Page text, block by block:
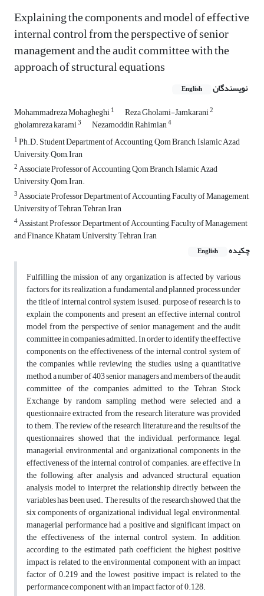
Explaining the components and model of effective
internal control from the perspective of senior
management and the audit committee with the
approach of structural equations
نویسندگان English
Mohammadreza Mohagheghi1 Reza Gholami-Jamkarani2
gholamreza karami3 Nezamoddin Rahimian4
1Ph.D. Student Department of Accounting, Qom Branch, Islamic Azad
University, Qom, Iran
2Associate Professor of Accounting, Qom Branch, Islamic Azad
University, Qom, Iran.
3Associate Professor Department of Accounting, Faculty of Management,
University of Tehran, Tehran, Iran
4Assistant Professor, Department of Accounting, Faculty of Management
and Finance, Khatam University, Tehran, Iran
چکیده
English
Fulfilling the mission of any organization is affected by various
factors, for its realization, a fundamental and planned process under
the title of internal control system is used. purpose of research is to
explain the components and present an effective internal control
model from the perspective of senior management and the audit
committee in companies admitted. In order to identify the effective
components on the effectiveness of the internal control system of
the companies, while reviewing the studies, using a quantitative
method, a number of 403 senior managers and members of the audit
committee of the companies admitted to the Tehran Stock
Exchange by random sampling method were selected and a
questionnaire extracted from the research literature was provided
to them. The review of the research literature and the results of the
questionnaires showed that the individual, performance, legal,
managerial, environmental and organizational components in the
effectiveness of the internal control of companies. are effective In
the following, after analysis and advanced structural equation
analysis model to interpret the relationship directly between the
variables has been used. The results of the research showed that the
six components of organizational, individual, legal, environmental,
managerial performance had a positive and significant impact on
the effectiveness of the internal control system. In addition,
according to the estimated path coefficient, the highest positive
impact is related to the environmental component with an impact
factor of 0.219 and the lowest positive impact is related to the
performance component with an impact factor of 0.128.